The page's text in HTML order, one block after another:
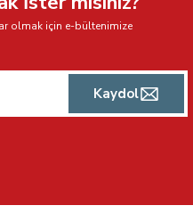
olmak için e-bültenimize
Kaydol